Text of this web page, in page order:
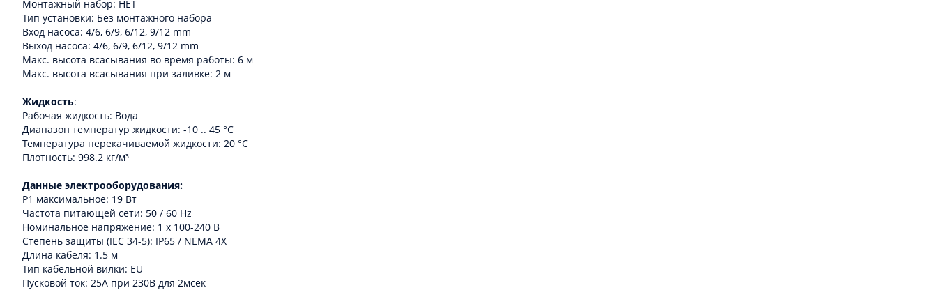
Монтажный набор: НЕТ
Тип установки: Без монтажного набора
Вход насоса: 4/6, 6/9, 6/12, 9/12 mm
Выход насоса: 4/6, 6/9, 6/12, 9/12 mm
Макс. высота всасывания во время работы: 6 м
Макс. высота всасывания при заливке: 2 м
Жидкость:
Рабочая жидкость: Вода
Диапазон температур жидкости: -10 .. 45 °C
Температура перекачиваемой жидкости: 20 °C
Плотность: 998.2 кг/м³
Данные электрооборудования:
P1 максимальное: 19 Вт
Частота питающей сети: 50 / 60 Hz
Номинальное напряжение: 1 x 100-240 В
Степень защиты (IEC 34-5): IP65 / NEMA 4X
Длина кабеля: 1.5 м
Тип кабельной вилки: EU
Пусковой ток: 25A при 230В для 2мсек